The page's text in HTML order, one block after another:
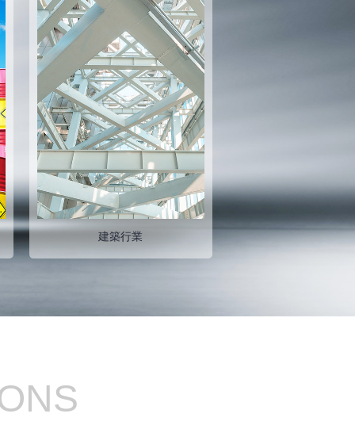
五金行業 自行車行業